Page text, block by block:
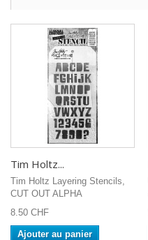
Tim Holtz...
Tim Holtz Layering Stencils,
CUT OUT ALPHA
8.50 CHF
Ajouter au panier